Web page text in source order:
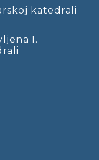
katedrali
I.